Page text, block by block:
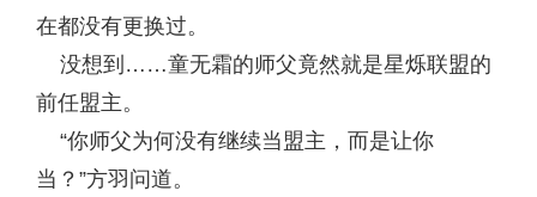
在都没有更换过。
没想到……童无霜的师父竟然就是星烁联盟的
前任盟主。
“你师父为何没有继续当盟主，而是让你
当？”方羽问道。